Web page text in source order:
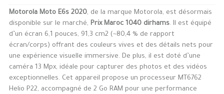
Motorola Moto E6s 2020, de la marque Motorola, est désormais
disponible sur le marché, Prix Maroc 1040 dirhams. Il est équipé
d’un écran 6,1 pouces, 91,3 cm2 (~80,4 % de rapport
écran/corps) offrant des couleurs vives et des détails nets pour
une expérience visuelle immersive. De plus, il est doté d’une
caméra 13 Mpx, idéale pour capturer des photos et des vidéos
exceptionnelles. Cet appareil propose un processeur MT6762
Helio P22, accompagné de 2 Go RAM pour une performance